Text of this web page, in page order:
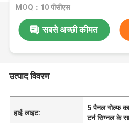
MOQ：10 पीसीएस
सबसे अच्छी कीमत
उत्पाद विवरण
हाई लाइट:
5 पैनल गोल्फ
टर्न सिग्नल के